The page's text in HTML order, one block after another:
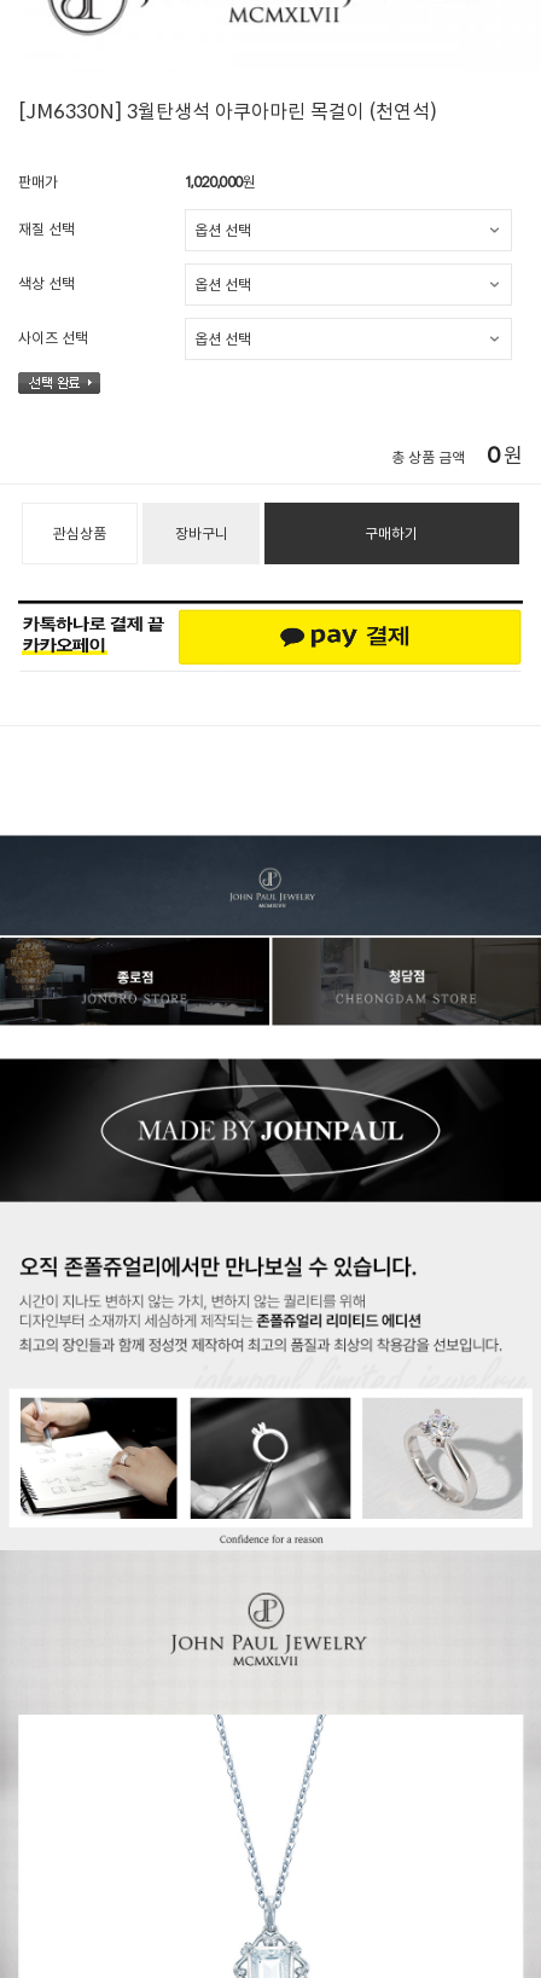
[JM6330N] 3월탄생석 아쿠아마린 목걸이 (천연석)
판매가 1,020,000원
재질 선택
색상 선택
사이즈 선택
총 상품 금액 0원
관심상품 장바구니 구매하기